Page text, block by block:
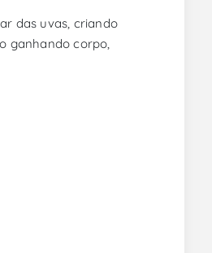
das uvas, criando
ganhando corpo,